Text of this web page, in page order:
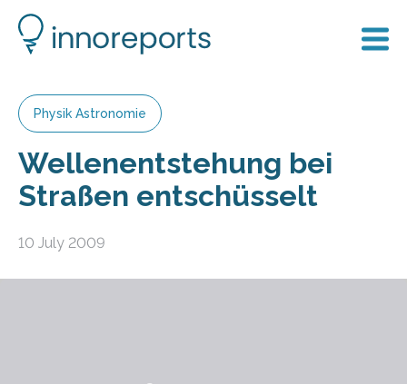
Physik Astronomie
Wellenentstehung bei
Straßen entschüsselt
10 July 2009